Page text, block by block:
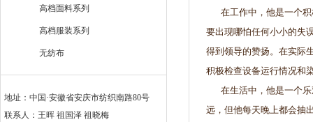
高档面料系列
高档服装系列
无纺布
地址：中国·安徽省安庆市纺织南路80号
联系人：王晖 祖国泽 祖晓梅
在工作中，他是一个积
要出现哪怕任何小小的失
得到领导的赞扬。在实际
积极检查设备运行情况和
在生活中，他是一个乐
远，但他每天晚上都会抽